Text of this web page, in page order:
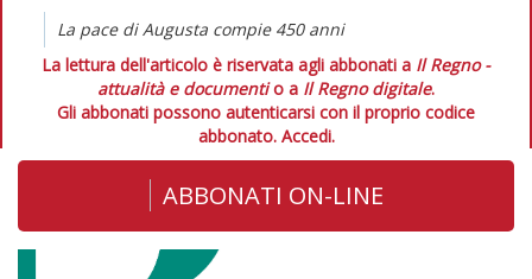
La pace di Augusta compie 450 anni
La lettura dell'articolo è riservata agli abbonati a Il Regno -
attualità e documentio a Il Regno digitale.
Gli abbonati possono autenticarsi con il proprio codice
abbonato. Accedi.
ABBONATI ON-LINE